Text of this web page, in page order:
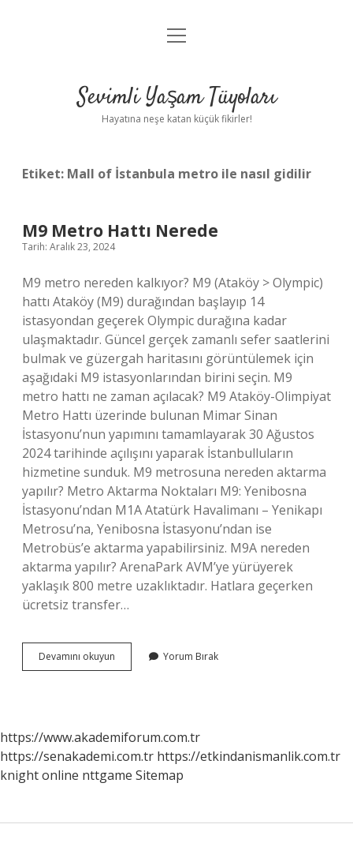
Anasayfa
Yasal Uyarı
menüyü
Sevimli Yaşam Tüyoları
Hayatına neşe katan küçük fikirler!
Etiket: Mall of İstanbula metro ile nasıl gidilir
M9 Metro Hattı Nerede
Tarih: Aralık 23, 2024
M9 metro nereden kalkıyor? M9 (Ataköy > Olympic)
hattı Ataköy (M9) durağından başlayıp 14
istasyondan geçerek Olympic durağına kadar
ulaşmaktadır. Güncel gerçek zamanlı sefer saatlerini
bulmak ve güzergah haritasını görüntülemek için
aşağıdaki M9 istasyonlarından birini seçin. M9
metro hattı ne zaman açılacak? M9 Ataköy-Olimpiyat
Metro Hattı üzerinde bulunan Mimar Sinan
İstasyonu’nun yapımını tamamlayarak 30 Ağustos
2024 tarihinde açılışını yaparak İstanbulluların
hizmetine sunduk. M9 metrosuna nereden aktarma
yapılır? Metro Aktarma Noktaları M9: Yenibosna
İstasyonu’ndan M1A Atatürk Havalimanı – Yenikapı
Metrosu’na, Yenibosna İstasyonu’ndan ise
Metrobüs’e aktarma yapabilirsiniz. M9A nereden
aktarma yapılır? ArenaPark AVM’ye yürüyerek
yaklaşık 800 metre uzaklıktadır. Hatlara geçerken
ücretsiz transfer…
Devamını okuyun
Metro
Yorum Bırak
https://www.akademiforum.com.tr
https://senakademi.com.tr https://etkindanismanlik.com.tr
knight online nttgame Sitemap